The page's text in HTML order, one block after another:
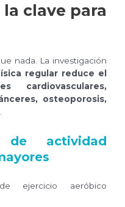
clave para
nada. La investigación
regular reduce el
cardiovasculares,
osteoporosis,
de actividad
ejercicio aeróbico